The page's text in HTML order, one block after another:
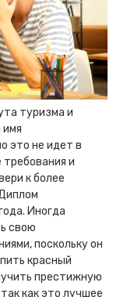
туризма и
имя
это не идет в
и
к более
Иногда
свою
поскольку он
красный
престижную
как это лучшее